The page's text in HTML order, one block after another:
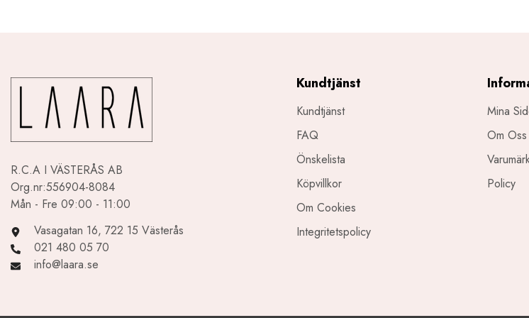
R.C.A I VÄSTERÅS AB
Org.nr:556904-8084
Mån - Fre 09:00 - 11:00
Vasagatan 16, 722 15 Västerås
021 480 05 70
info@laara.se
Kundtjänst
Kundtjänst
FAQ
Önskelista
Köpvillkor
Om Cookies
Integritetspolicy
Mina
Om Oss
Policy